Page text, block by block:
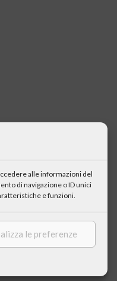
alle informazioni del
di navigazione o ID unici
e funzioni.
le preferenze